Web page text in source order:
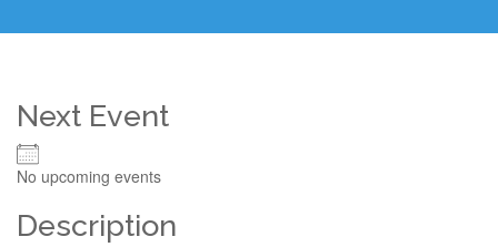
Next Event
No upcoming events
Description